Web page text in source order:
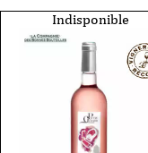
Domaine
Pietri
Geraud
Collioure
Le
Moulin
de
la
Cortine
Indisponible